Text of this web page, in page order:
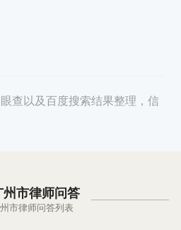
查以及百度搜索结果整理，信
州市律师问答
市律师问答列表